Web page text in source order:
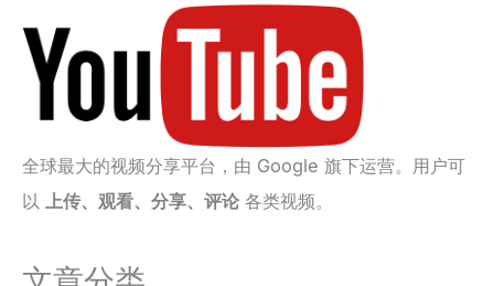
全球最大的视频分享平台，由 Google 旗下运营。用户可
以
上传、观看、分享、评论 各类视频。